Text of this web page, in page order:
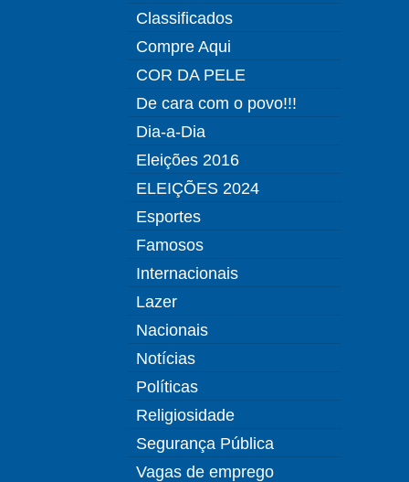
Classificados
Compre Aqui
COR DA PELE
De cara com o povo!!!
Dia-a-Dia
Eleições 2016
ELEIÇÕES 2024
Esportes
Famosos
Internacionais
Lazer
Nacionais
Notícias
Políticas
Religiosidade
Segurança Pública
Vagas de emprego